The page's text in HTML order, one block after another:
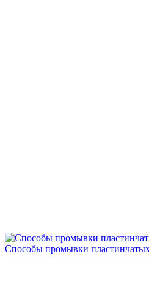
Способы промывки